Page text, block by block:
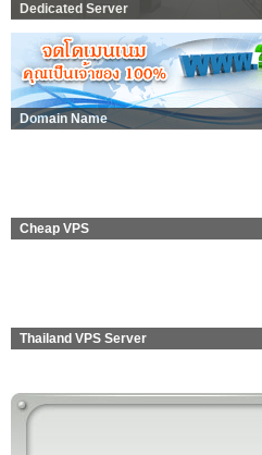
Dedicated Server
Domain Name
Cheap VPS
Thailand VPS Server